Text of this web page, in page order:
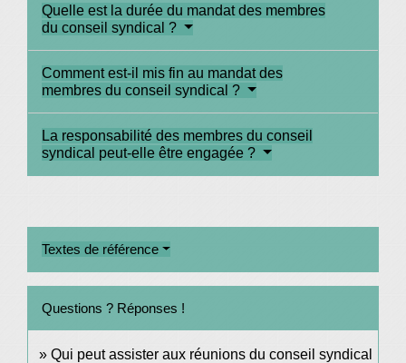
Quelle est la durée du mandat des membres
du conseil syndical ?
Comment est-il mis fin au mandat des
membres du conseil syndical ?
La responsabilité des membres du conseil
syndical peut-elle être engagée ?
Textes de référence
Questions ? Réponses !
Qui peut assister aux réunions du conseil syndical